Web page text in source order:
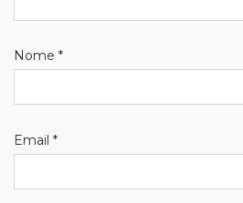
Nome *
Email *